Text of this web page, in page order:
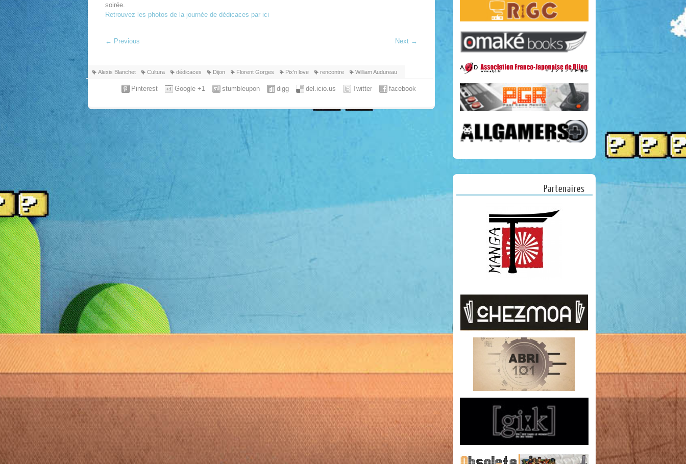
soirée.
Retrouvez les photos de la journée de dédicaces par ici
← Previous Next →
Alexis Blanchet Cultura dédicaces Dijon Florent Gorges Pix'n love rencontre William Audureau
facebook
Twitter
del.icio.us
digg
stumbleupon
Google +1
Pinterest
Partenaires